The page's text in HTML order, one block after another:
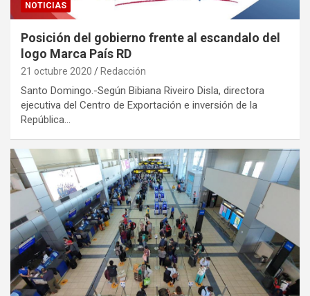
NOTICIAS
Posición del gobierno frente al escandalo del
logo Marca País RD
21 octubre 2020 Redacción
Santo Domingo.-Según Bibiana Riveiro Disla, directora
ejecutiva del Centro de Exportación e inversión de la
República…